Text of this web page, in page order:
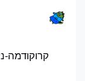
קרוקודמה-